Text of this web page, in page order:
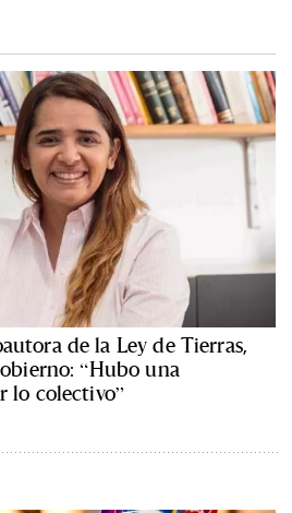
de la Ley de Tierras,
“Hubo una
lo colectivo”